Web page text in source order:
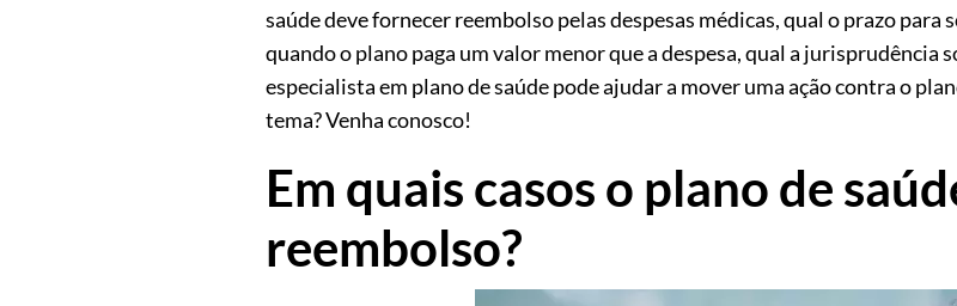
saúde deve fornecer reembolso pelas despesas médicas, qual o prazo
quando o plano paga um valor menor que a despesa, qual a jurisprudência
especialista em plano de saúde pode ajudar a mover uma ação contra o
tema? Venha conosco!
Em quais casos o plano de
reembolso?